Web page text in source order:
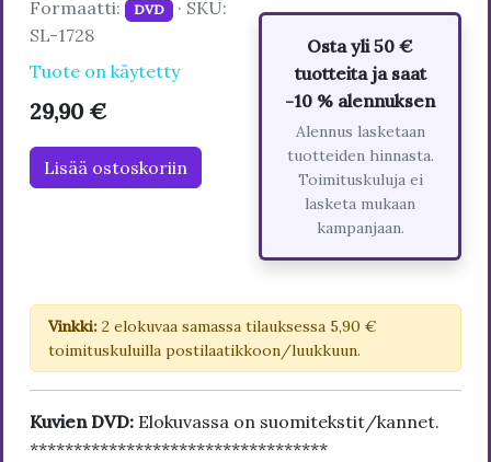
Formaatti: DVD · SKU:
SL-1728
Tuote on käytetty
29,90 €
Lisää ostoskoriin
Osta yli 50 €
tuotteita ja saat
-10 % alennuksen
Alennus lasketaan
tuotteiden hinnasta.
Toimituskuluja ei
lasketa mukaan
kampanjaan.
Vinkki: 2 elokuvaa samassa tilauksessa 5,90 €
toimituskuluilla postilaatikkoon/luukkuun.
Kuvien DVD: Elokuvassa on suomitekstit/kannet.
**********************************